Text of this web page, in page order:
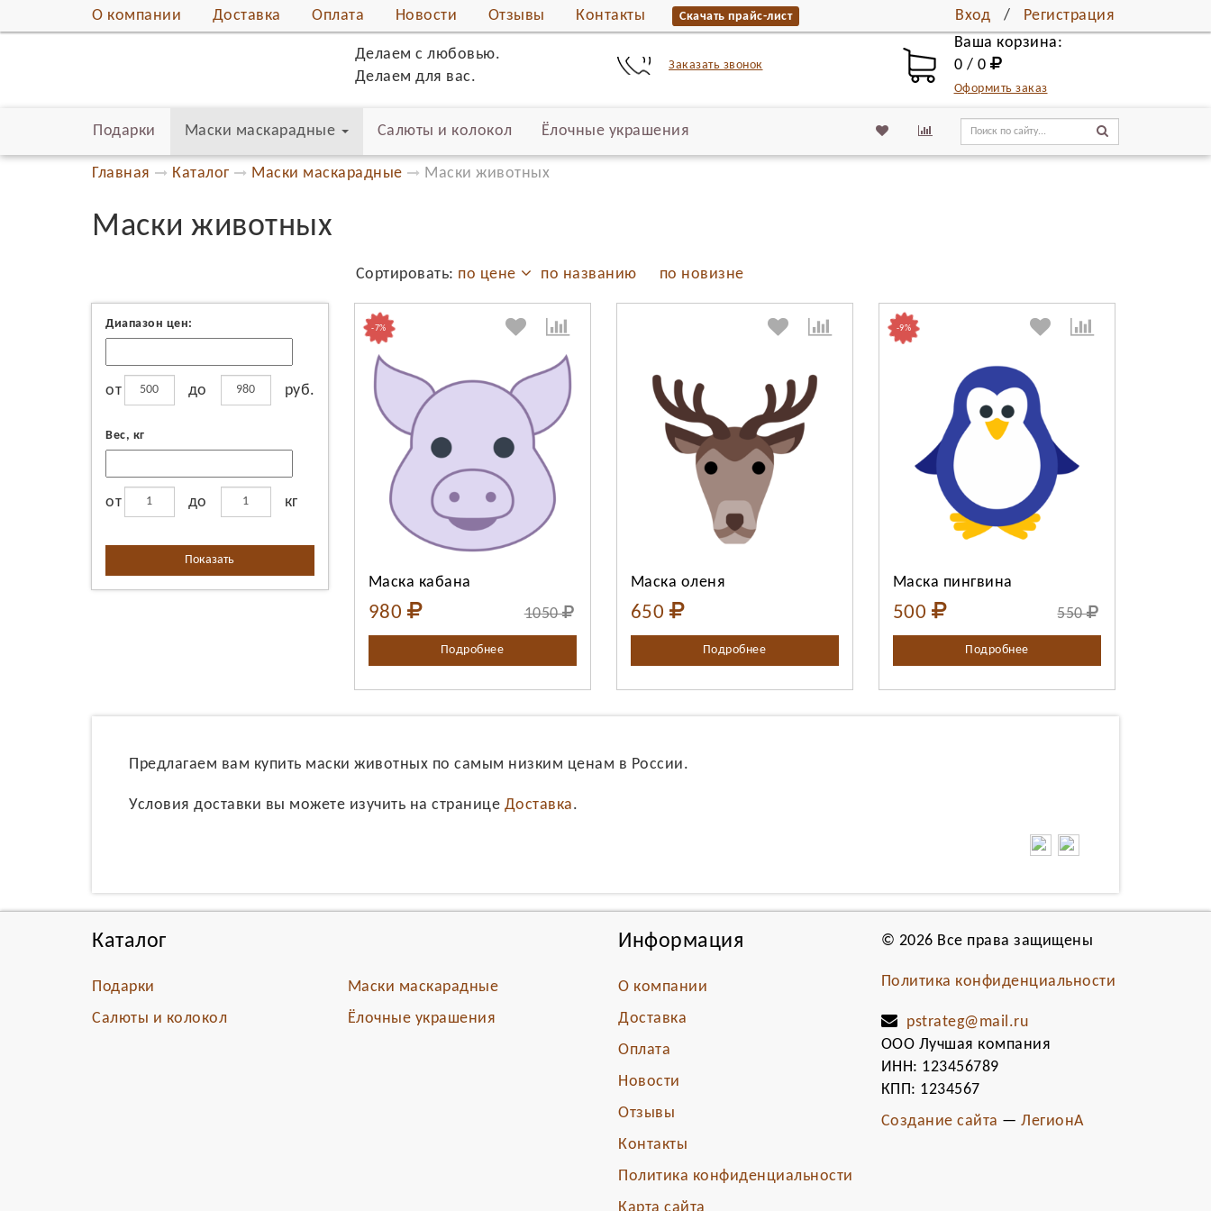
О компании Доставка Оплата Новости Отзывы Контакты Скачать прайс-лист Вход / Регистрация
Делаем с любовью.
Делаем для вас.
Заказать звонок
Ваша корзина:
0 / 0
Оформить заказ
Подарки Маски маскарадные Салюты и колокол Ёлочные украшения
Главная Каталог Маски маскарадные Маски животных
Маски животных
Сортировать: по цене по названию по новизне
Диапазон цен:
от до руб.
Вес, кг
от до кг
Показать
Маска кабана
-7%
980 1050
Подробнее
Выберите количество:
Маска оленя
650
Подробнее
Выберите количество:
Маска пингвина
-9%
500 550
Подробнее
Выберите количество:
Предлагаем вам купить маски животных по самым низким ценам в России.
Условия доставки вы можете изучить на странице Доставка.
Каталог
Подарки
Маски маскарадные
Салюты и колокол
Ёлочные украшения
Информация
О компании
Доставка
Оплата
Новости
Отзывы
Контакты
Политика конфиденциальности
© 2026 Все права защищены
Политика конфиденциальности
pstrateg@mail.ru
ООО Лучшая компания
ИНН: 123456789
КПП: 1234567
Создание сайта — ЛегионА